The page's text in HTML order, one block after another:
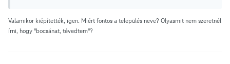
Valamikor kiépítették, igen. Miért fontos a település neve? Olyasmit nem szeretnél
írni, hogy "bocsánat, tévedtem"?